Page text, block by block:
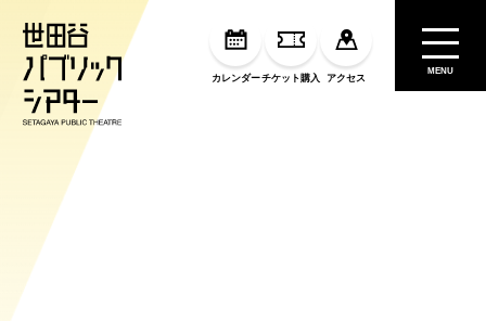
カレンダーチケット購入 アクセス
MENU